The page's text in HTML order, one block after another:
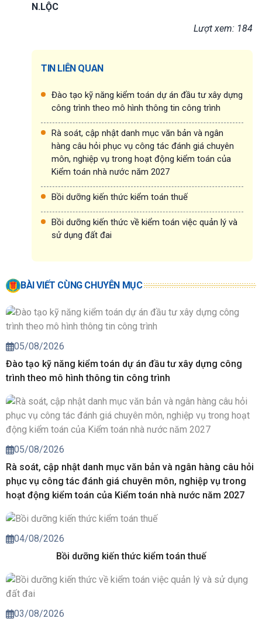
N.LỘC
Lượt xem: 184
TIN LIÊN QUAN
Đào tạo kỹ năng kiểm toán dự án đầu tư xây dựng
công trình theo mô hình thông tin công trình
Rà soát, cập nhật danh mục văn bản và ngân
hàng câu hỏi phục vụ công tác đánh giá chuyên
môn, nghiệp vụ trong hoạt động kiểm toán của
Kiểm toán nhà nước năm 2027
Bồi dưỡng kiến thức kiểm toán thuế
Bồi dưỡng kiến thức về kiểm toán việc quản lý và
sử dụng đất đai
BÀI VIẾT CÙNG CHUYÊN MỤC
05/08/2026
Đào tạo kỹ năng kiểm toán dự án đầu tư xây dựng công
trình theo mô hình thông tin công trình
05/08/2026
Rà soát, cập nhật danh mục văn bản và ngân hàng câu hỏi
phục vụ công tác đánh giá chuyên môn, nghiệp vụ trong
hoạt động kiểm toán của Kiểm toán nhà nước năm 2027
04/08/2026
Bồi dưỡng kiến thức kiểm toán thuế
03/08/2026